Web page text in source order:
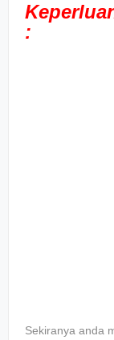
:
Sekiranya anda